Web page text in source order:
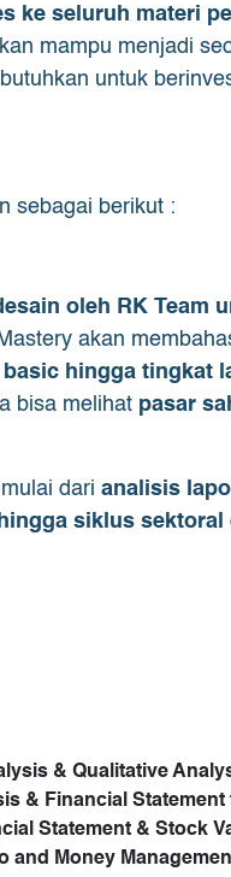
ke seluruh materi
mampu menjadi
untuk
sebagai berikut :
oleh RK Team
akan
basic hingga tingkat
bisa melihat pasar
mulai dari analisis
siklus sektoral
& Qualitative
& Financial
Statement & Stock
and Money